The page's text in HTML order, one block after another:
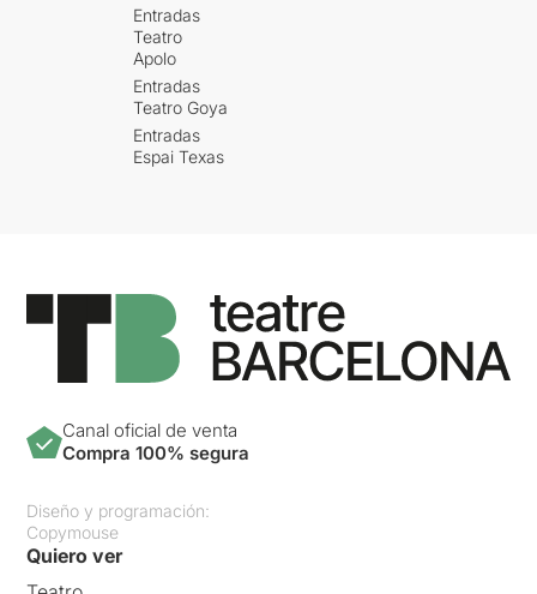
Entradas
Teatro
Apolo
Entradas
Teatro Goya
Entradas
Espai Texas
Canal oficial de venta
Compra 100% segura
Diseño y programación:
Copymouse
Quiero ver